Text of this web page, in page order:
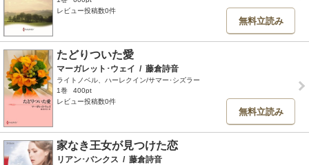
レビュー投稿数0件
無料立読み
たどりついた愛
マーガレット･ウェイ / 藤倉詩音
ライトノベル、ハーレクイン/サマー･シズラー
1巻
400pt
レビュー投稿数0件
無料立読み
家なき王女が見つけた恋
リアン･バンクス / 藤倉詩音